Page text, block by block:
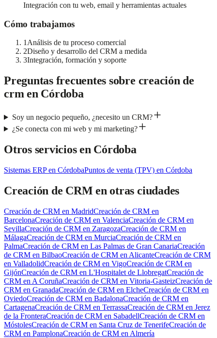
Integración con tu web, email y herramientas actuales
Cómo trabajamos
1 Análisis de tu proceso comercial
2Diseño y desarrollo del CRM a medida
3Integración, formación y soporte
Preguntas frecuentes sobre creación de
crmen Córdoba
Soy un negocio pequeño, ¿necesito un CRM?
¿Se conecta con mi web y mi marketing?
Otros servicios en Córdoba
Sistemas ERPen CórdobaPuntos de venta (TPV) en Córdoba
Creación de CRM en otras ciudades
Creación de CRM en MadridCreación de CRM en
BarcelonaCreación de CRM en ValenciaCreación de CRM en
SevillaCreación de CRM en ZaragozaCreación de CRM en
MálagaCreación de CRM en MurciaCreación de CRM en
PalmaCreación de CRM en Las Palmas de Gran CanariaCreación
de CRM en BilbaoCreación de CRM en AlicanteCreación de CRM
en ValladolidCreación de CRM en VigoCreación de CRM en
GijónCreación de CRM en L'Hospitalet de LlobregatCreación de
CRM en A CoruñaCreación de CRM en Vitoria-GasteizCreación de
CRM en GranadaCreación de CRM en ElcheCreación de CRM en
OviedoCreación de CRM en BadalonaCreación de CRM en
CartagenaCreación de CRM en TerrassaCreación de CRM en Jerez
de la FronteraCreación de CRM en SabadellCreación de CRM en
MóstolesCreación de CRM en Santa Cruz de TenerifeCreación de
CRM en PamplonaCreación de CRM en Almería